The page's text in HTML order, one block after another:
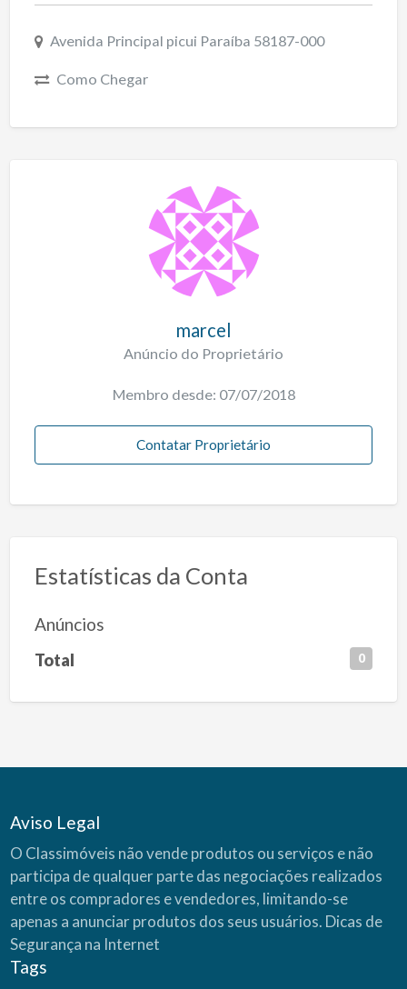
Avenida Principal picui Paraíba 58187-000
Como Chegar
marcel
Anúncio do Proprietário
Membro desde: 07/07/2018
Contatar Proprietário
Estatísticas da Conta
Anúncios
Total 0
Aviso Legal
O Classimóveis não vende produtos ou serviços e não
participa de qualquer parte das negociações realizados
entre os compradores e vendedores, limitando-se
apenas a anunciar produtos dos seus usuários. Dicas de
Segurança na Internet
Tags